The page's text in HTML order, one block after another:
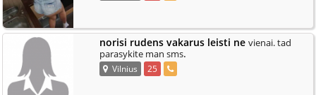
norisi rudens vakarus leisti ne vienai. tad
parasykite man sms.
Vilnius 25